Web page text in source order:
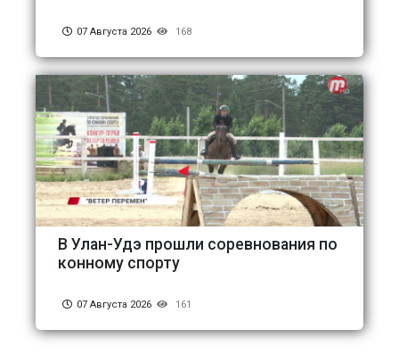
07 Августа 2026 168
В Улан-Удэ прошли соревнования по
конному спорту
07 Августа 2026 161